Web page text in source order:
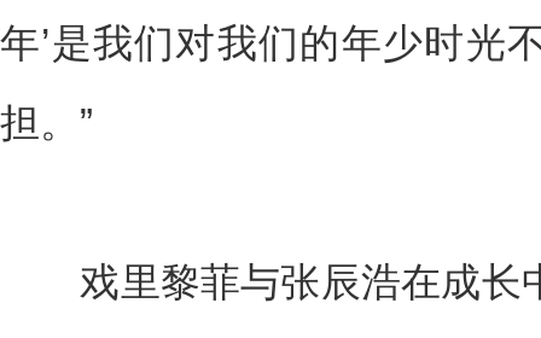
年’是我们对我们的年少时光
担。”
戏里黎菲与张辰浩在成长